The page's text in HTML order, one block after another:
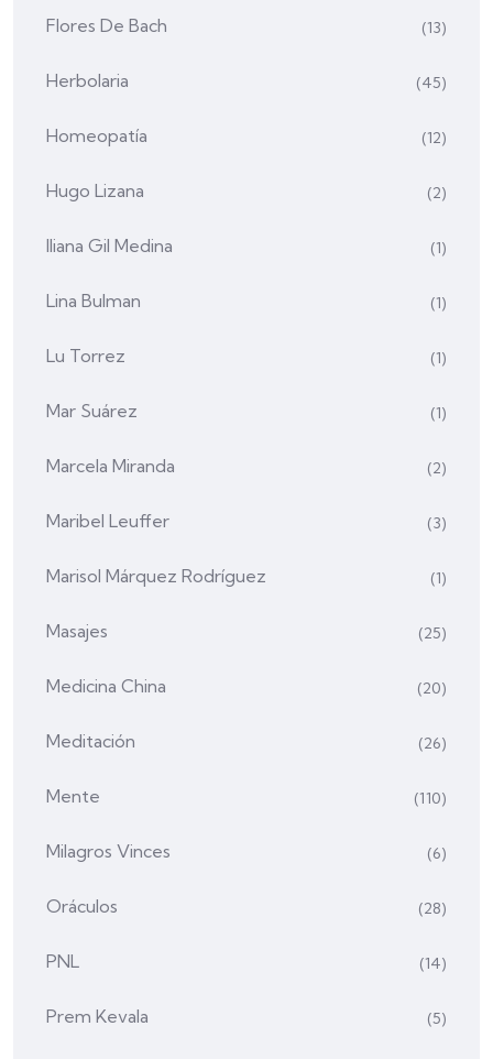
Flores De Bach (13)
Herbolaria (45)
Homeopatía (12)
Hugo Lizana (2)
Iliana Gil Medina (1)
Lina Bulman (1)
Lu Torrez (1)
Mar Suárez (1)
Marcela Miranda (2)
Maribel Leuffer (3)
Marisol Márquez Rodríguez (1)
Masajes (25)
Medicina China (20)
Meditación (26)
Mente (110)
Milagros Vinces (6)
Oráculos (28)
PNL (14)
Prem Kevala (5)